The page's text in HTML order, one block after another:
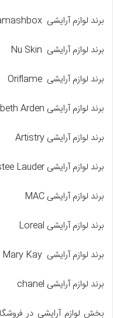
برند لوازم آرایشی Samashbox
برند لوازم آرایشی Nu Skin
برند لوازم آرایشی Oriflame
برند لوازم آرایشی Elizabeth Arden
برند لوازم آرایشی Artistry
برند لوازم آرایشی Estee Lauder
برند لوازم آرایشی MAC
برند لوازم آرایشی Loreal
برند لوازم آرایشی Mary Kay
برند لوازم آرایشی chanel
بخش لوازم آرایشی در